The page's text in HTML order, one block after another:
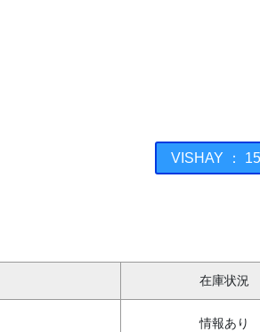
VISHAY ：
在庫状況
情報あり